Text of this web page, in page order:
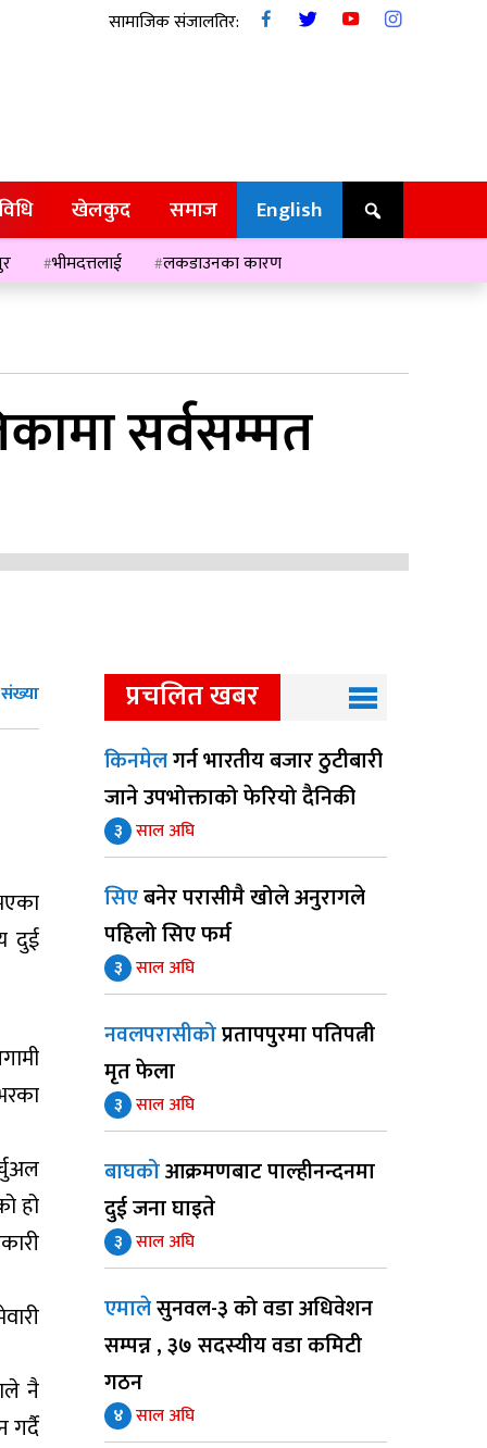
सामाजिक संजालतिर:
खेलकुद समाज English
भीमदत्तलाई लकडाउनका कारण
सर्वसम्मत
दुई
हो
नै
गर्दै
प्रचलित खबर
किनमेलगर्न भारतीय बजार ठुटीबारी
जाने उपभोक्ताको फेरियो दैनिकी
३ साल अघि
सिएबनेर परासीमै खोले अनुरागले
पहिलो सिए फर्म
३ साल अघि
नवलपरासीकोप्रतापपुरमा पतिपत्नी
मृत फेला
३ साल अघि
बाघकोआक्रमणबाट पाल्हीनन्दनमा
दुई जना घाइते
३ साल अघि
एमालेसुनवल-३ को वडा अधिवेशन
सम्पन्न , ३७ सदस्यीय वडा कमिटी
गठन
४ साल अघि